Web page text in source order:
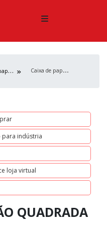
C
aixas de papelão C
aixa de papelão quadrada
para indústria
loja virtual
QUADRADA